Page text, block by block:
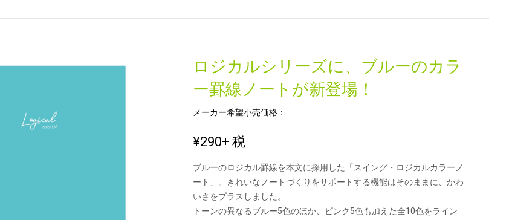
新製品一覧
ロジカルシリーズに、ブルーのカラ
ー罫線ノートが新登場！
メーカー希望小売価格：
¥290+ 税
ブルーのロジカル罫線を本文に採用した「スイング・ロジカルカラーノ
ート」。きれいなノートづくりをサポートする機能はそのままに、かわ
いさをプラスしました。
トーンの異なるブルー5色のほか、ピンク5色も加えた全10色をライン